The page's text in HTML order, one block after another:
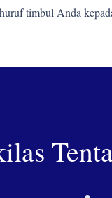
timbul Anda